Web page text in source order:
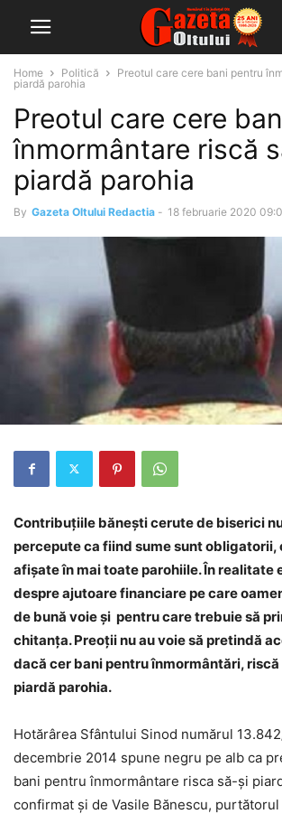
Home Politică
Preotul care cere bani pentru
piardă parohia
Preotul care cere
înmormântare riscă
piardă parohia
By Gazeta Oltului Redactia - 18 februarie 2020
Contribuţiile băneşti cerute de biserici
percepute ca fiind sume sunt obligatorii,
afişate în mai toate parohiile. În realitate
despre ajutoare financiare pe care
de bună voie și pentru care trebuie să
chitanţa. Preoţii nu au voie să pretindă
dacă cer bani pentru înmormântări,
piardă parohia.
Hotărârea Sfântului Sinod numărul
decembrie 2014 spune negru pe alb ca
bani pentru înmormântare risca să-şi
confirmat şi de Vasile Bănescu,